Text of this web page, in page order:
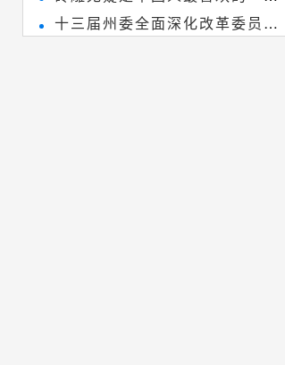
雕刻艺术，它不仅是民间实用美术
十三届州委全面深化改革委员会